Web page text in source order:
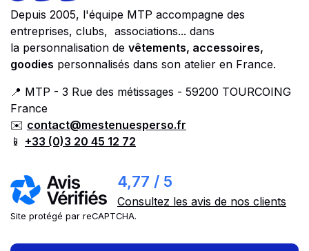
Depuis 2005, l'équipe MTP accompagne des
entreprises, clubs, associations... dans
la personnalisation de vêtements, accessoires,
goodies personnalisés dans son atelier en France.
📍 MTP - 3 Rue des métissages - 59200 TOURCOING
France
✉️ contact@mestenuesperso.fr
📱 +33 (0)3 20 45 12 72
4,77 / 5
Consultez les avis de nos clients
Site protégé par reCAPTCHA.